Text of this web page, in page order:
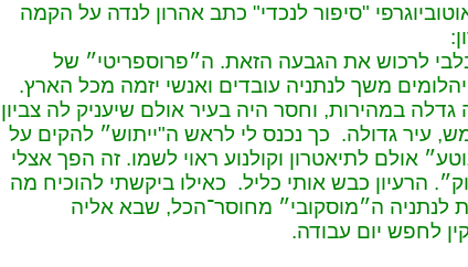
"סיפור לנכדי" כתב אהרון לנדה על הקמה
לרכוש את הגבעה הזאת. ה״פרוספריטי״ של
משך לנתניה עובדים ואנשי יזמה מכל הארץ.
גדלה במהירות, וחסר היה בעיר אולם שיעניק לה צביון
עיר גדולה. כך נכנס לי לראש ה"ייתוש״ להקים על
אולם לתיאטרון וקולנוע ראוי לשמו. זה הפך אצלי
הרעיון כבש אותי כליל. כאילו ביקשתי להוכיח מה
לנתניה ה״מוסקובי״ מחוסר־הכל, שבא אליה
לחפש יום עבודה.